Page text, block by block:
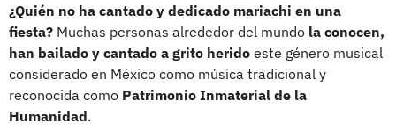
¿Quién no ha cantado y dedicado mariachi en una
fiesta? Muchas personas alrededor del mundo la conocen,
han bailado y cantado a grito herido este género musical
considerado en México como música tradicional y
reconocida como Patrimonio Inmaterial de la
Humanidad.